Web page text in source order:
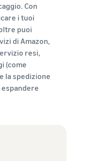
Con
i tuoi
puoi
di Amazon,
resi,
(come
la spedizione